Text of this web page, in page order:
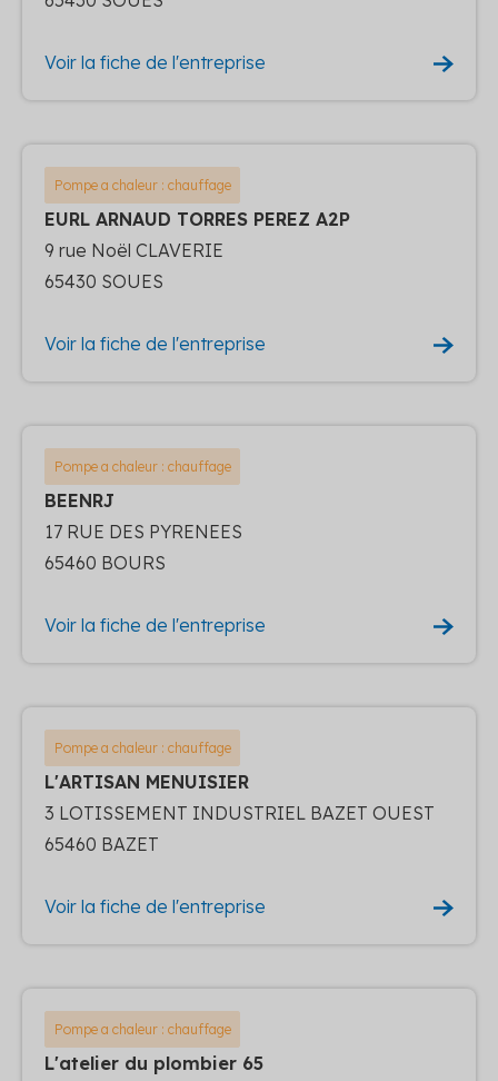
Voir la fiche de l'entreprise
Pompe a chaleur : chauffage
EURL ARNAUD TORRES PEREZ A2P
9 rue Noël CLAVERIE
65430 SOUES
Voir la fiche de l'entreprise
Pompe a chaleur : chauffage
BEENRJ
17 RUE DES PYRENEES
65460 BOURS
Voir la fiche de l'entreprise
Pompe a chaleur : chauffage
L'ARTISAN MENUISIER
3 LOTISSEMENT INDUSTRIEL BAZET OUEST
65460 BAZET
Voir la fiche de l'entreprise
Pompe a chaleur : chauffage
L'atelier du plombier 65